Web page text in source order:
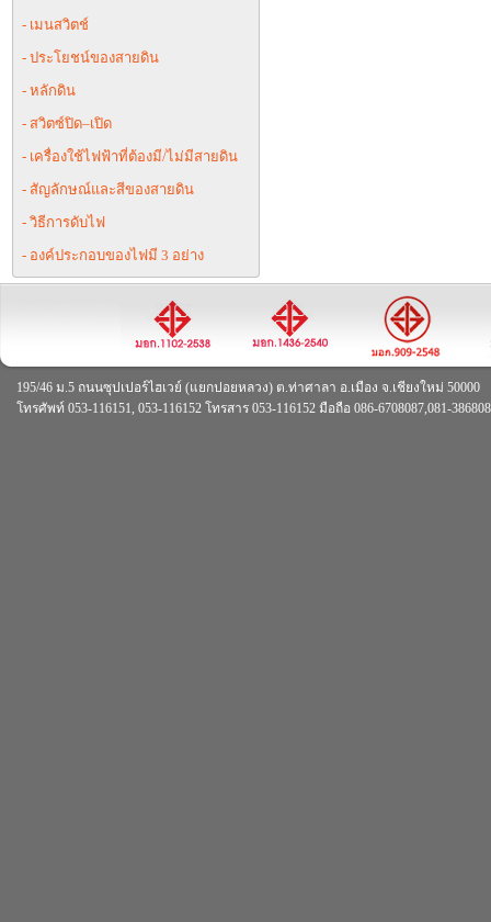
- เมนสวิตช์
- ประโยชน์ของสายดิน
- หลักดิน
- สวิตซ์ปิด–เปิด
- เครื่องใช้ไฟฟ้าที่ต้องมี/ไม่มีสายดิน
- สัญลักษณ์และสีของสายดิน
- วิธีการดับไฟ
- องค์ประกอบของไฟมี 3 อย่าง
195/46 ม.5 ถนนซุปเปอร์ไฮเวย์ (แยกปอยหลวง) ต.ท่าศาลา อ.เมือง จ.เชียงใหม่ 50000
โทรศัพท์ 053-116151, 053-116152 โทรสาร 053-116152 มือถือ 086-6708087,081-